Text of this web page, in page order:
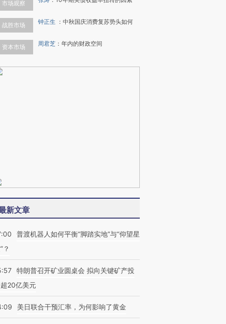
市场观察
战胜市场 钟正生 ： 中秋国庆消费复苏势头如何
资本市场 周君芝 ： 年内的财政空间
新文章
普渡机器人如何平衡“脚踏实地”与“仰望星
？
特朗普召开矿业圆桌会 拟向关键矿产投
20亿美元
美日联合干预汇率，为何影响了黄金